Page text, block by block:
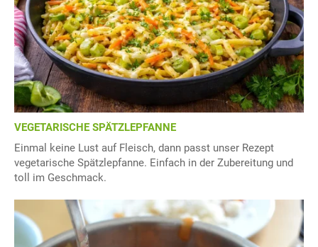
VEGETARISCHE SPÄTZLEPFANNE
Einmal keine Lust auf Fleisch, dann passt unser Rezept
vegetarische Spätzlepfanne. Einfach in der Zubereitung und
toll im Geschmack.